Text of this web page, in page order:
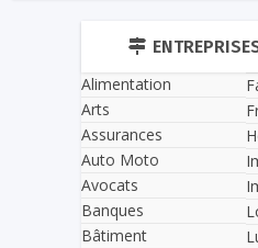
Alimentation
Arts
Assurances
Auto Moto
Avocats
Banques
Bâtiment